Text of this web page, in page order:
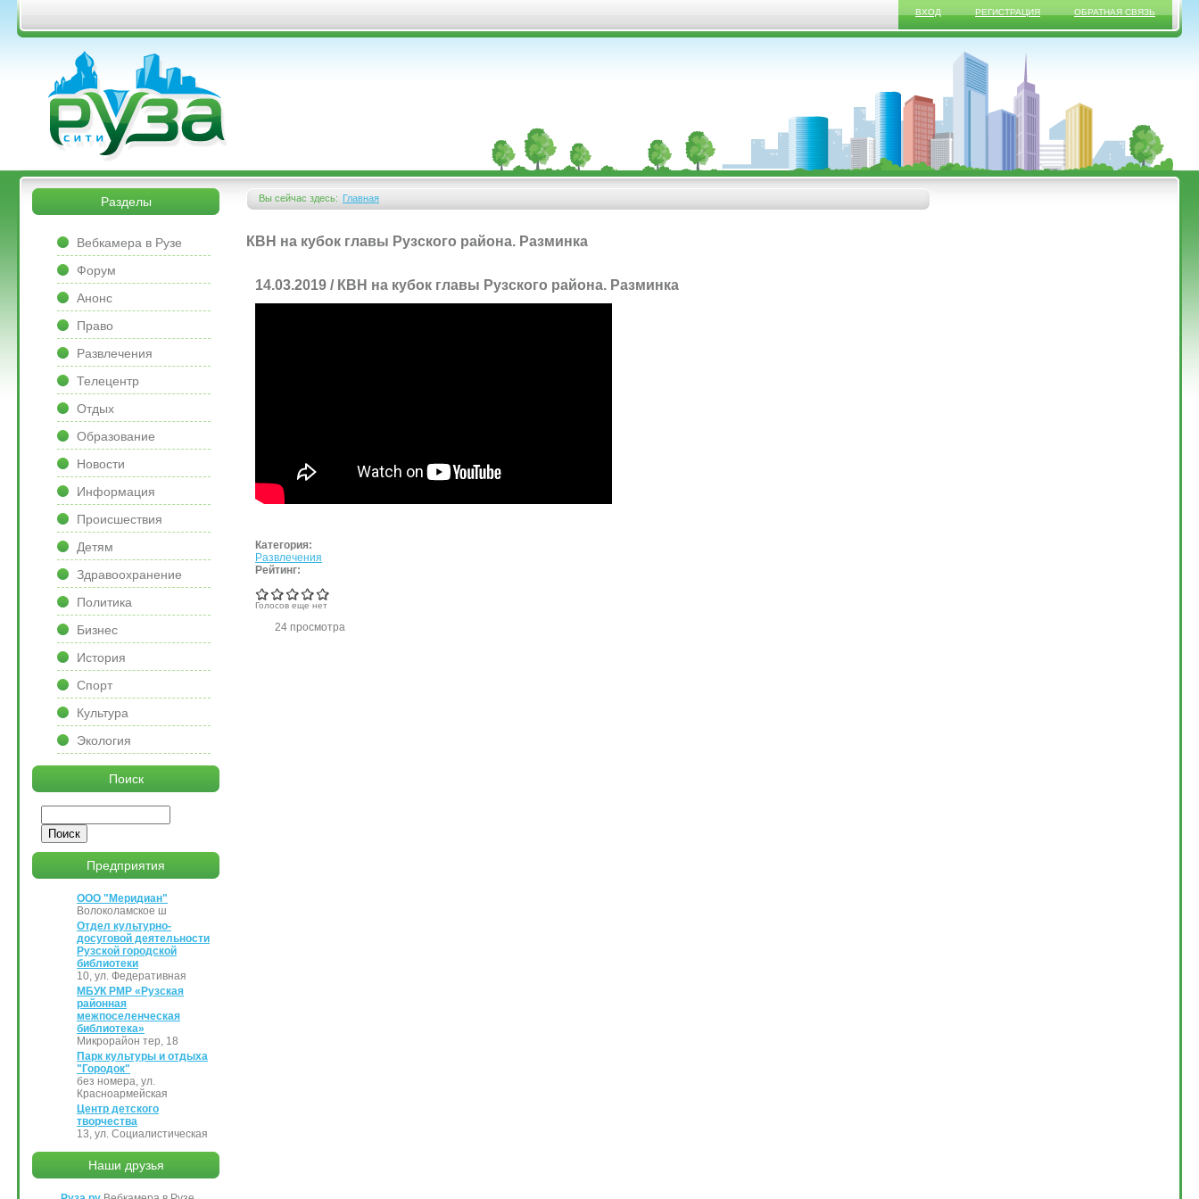
Перейти к основному содержанию ВХОД РЕГИСТРАЦИЯ ОБРАТНАЯ СВЯЗЬ
&bsps;
&bsps;
Вы сейчас здесь:
Вы здесь
Главная
КВН на кубок главы Рузского района. Разминка
14.03.2019 / КВН на кубок главы Рузского района. Разминка
Категория:
Развлечения
Рейтинг:
Голосов еще нет
24 просмотра
Разделы
Вебкамера в Рузе
Форум
Анонс
Право
Развлечения
Телецентр
Отдых
Образование
Новости
Информация
Происшествия
Детям
Здравоохранение
Политика
Бизнес
История
Спорт
Культура
Экология
Поиск
Предприятия
ООО "Меридиан"
Волоколамское ш
Отдел культурно-
досуговой деятельности
Рузской городской
библиотеки
10, ул. Федеративная
МБУК РМР «Рузская
районная
межпоселенческая
библиотека»
Микрорайон тер, 18
Парк культуры и отдыха
"Городок"
без номера, ул.
Красноармейская
Центр детского
творчества
13, ул. Социалистическая
Наши друзья